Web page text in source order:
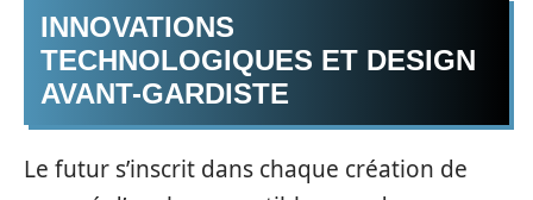
INNOVATIONS
TECHNOLOGIQUES ET DESIGN
AVANT-GARDISTE
Le futur s’inscrit dans chaque création de